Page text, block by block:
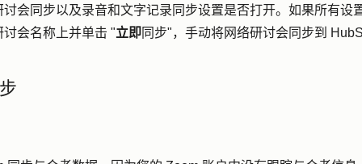
会同步以及录音和文字记录同步设置是否打开。如果所有设
会名称上并单击 "立即同步"，手动将网络研讨会同步到